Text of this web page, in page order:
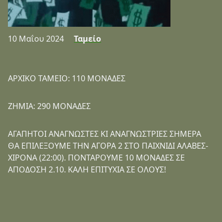
10 Μαΐου 2024 Ταμείο
ΑΡΧΙΚΟ ΤΑΜΕΙΟ: 110 ΜΟΝΑΔΕΣ
ΖΗΜΙΑ: 290 ΜΟΝΑΔΕΣ
ΑΓΑΠΗΤΟΙ ΑΝΑΓΝΩΣΤΕΣ ΚΙ ΑΝΑΓΝΩΣΤΡΙΕΣ ΣΗΜΕΡΑ
ΘΑ ΕΠΙΛΕΞΟΥΜΕ ΤΗΝ ΑΓΟΡΑ 2 ΣΤΟ ΠΑΙΧΝΙΔΙ ΑΛΑΒΕΣ-
ΧΙΡΟΝΑ (22:00). ΠΟΝΤΑΡΟΥΜΕ 10 ΜΟΝΑΔΕΣ ΣΕ
ΑΠΟΔΟΣΗ 2.10. ΚΑΛΗ ΕΠΙΤΥΧΙΑ ΣΕ ΟΛΟΥΣ!